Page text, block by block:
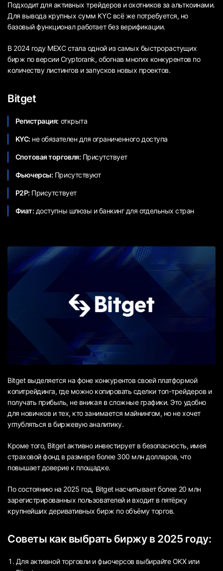
Подходит для активных трейдеров и охотников за альткоинами.
Для вывода крупных сумм KYC всё же потребуется, но
базовый функционал работает без верификации.
В 2024 году MEXC стала одной из самых быстрорастущих
бирж по версии Cryptorank, обогнав многих конкурентов по
количеству листингов и запусков новых проектов.
Bitget
Регистрация: открыта
KYC: не обязателен для ограниченного доступа
Спотовая торговля: Присутствует
Фьючерсы: Присутствуют
P2P: Присутствует
Фиат: доступны шлюзы и банкинг для отдельных стран
Bitget выделяется на фоне конкурентов своей платформой
копитрейдинга, где можно копировать сделки топ-трейдеров и
получать прибыль, не вникая в сложные графики. Это удобно
для новичков и тех, кто занимается майнингом, но не хочет
углубляться в биржевую аналитику.
Кроме того, Bitget активно инвестирует в безопасность, имея
страховой фонд в размере более 300 млн долларов, что
повышает доверие к площадке.
По состоянию на 2025 год, Bitget насчитывает более 20 млн
зарегистрированных пользователей и входит в пятёрку
крупнейших деривативных бирж по объёму торгов.
Советы как выбрать биржу в 2025 году:
Для активной торговли и фьючерсов выбирайте OKX или